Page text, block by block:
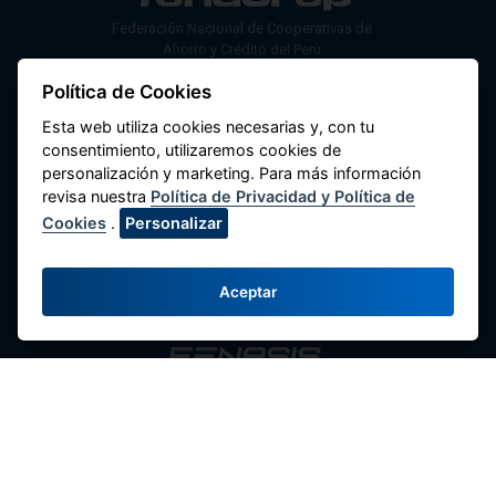
Federación Nacional de Cooperativas de
Ahorro y Crédito del Perú
Av. Máximo Abril 542, Jesús María 15072,
Contacte con Nosotros
(51-1) 424-6769
(51-1) 424-4958
comunicaciones@fenacrep.org
Política de Cookies
Esta web utiliza cookies necesarias y, con tu
consentimiento, utilizaremos cookies de
personalización y marketing. Para más información
revisa nuestra Política de Privacidad y Política de
Cookies . Personalizar
Aceptar